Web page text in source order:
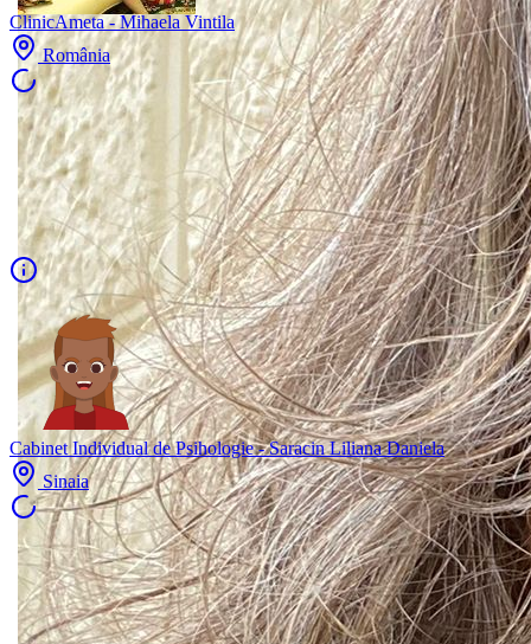
ClinicAmeta - Mihaela Vintila
România
Cabinet Individual de Psihologie - Saracin Liliana Daniela
Sinaia